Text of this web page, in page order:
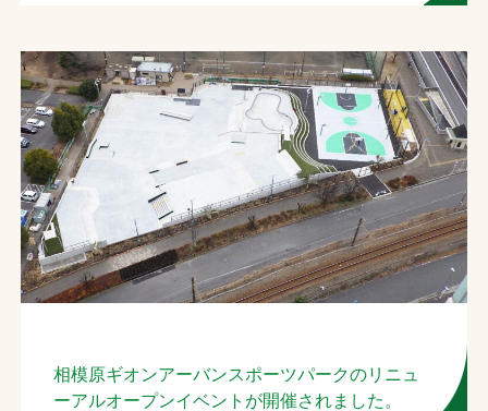
文字の見えづらさや操作にお困りの方へ
相模原ギオンアーバンスポーツパークのリニュ
ーアルオープンイベントが開催されました。